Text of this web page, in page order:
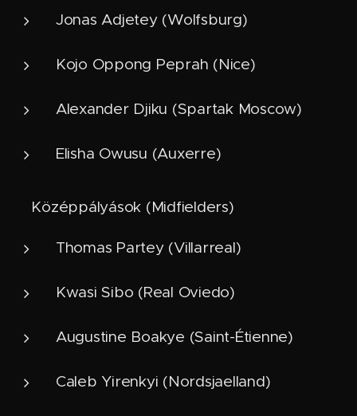
Jonas Adjetey (Wolfsburg)
Kojo Oppong Peprah (Nice)
Alexander Djiku (Spartak Moscow)
Elisha Owusu (Auxerre)
⚙️ Középpályások (Midfielders)
Thomas Partey (Villarreal)
Kwasi Sibo (Real Oviedo)
Augustine Boakye (Saint-Étienne)
Caleb Yirenkyi (Nordsjaelland)